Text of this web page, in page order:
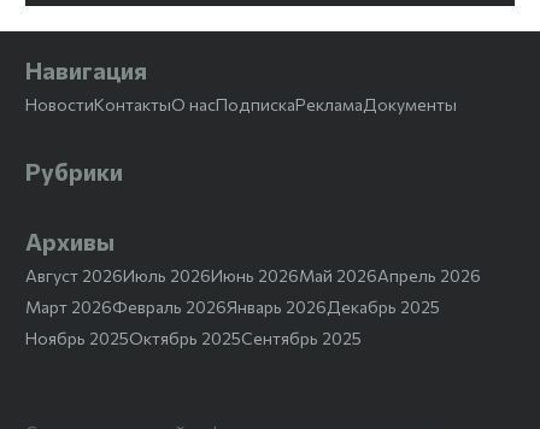
Навигация
НовостиКонтактыО насПодпискаРекламаДокументы
Рубрики
Архивы
Август 2026Июль 2026Июнь 2026Май 2026Апрель 2026
Март 2026Февраль 2026Январь 2026Декабрь 2025
Ноябрь 2025Октябрь 2025Сентябрь 2025